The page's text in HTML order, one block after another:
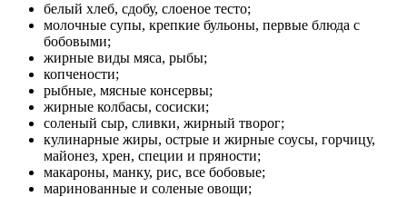
белый хлеб, сдобу, слоеное тесто;
молочные супы, крепкие бульоны, первые блюда с
бобовыми;
жирные виды мяса, рыбы;
копчености;
рыбные, мясные консервы;
жирные колбасы, сосиски;
соленый сыр, сливки, жирный творог;
кулинарные жиры, острые и жирные соусы, горчицу,
майонез, хрен, специи и пряности;
макароны, манку, рис, все бобовые;
маринованные и соленые овощи;